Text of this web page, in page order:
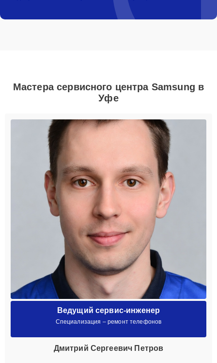
Мастера сервисного центра Samsung в
Уфе
Ведущий сервис-инженер
Специализация – ремонт телефонов
Дмитрий Сергеевич Петров